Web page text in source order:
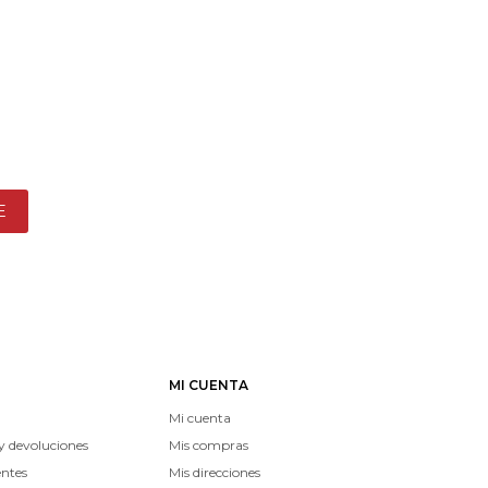
devoluciones
MI CUENTA
Mi cuenta
Mis compras
Mis direcciones